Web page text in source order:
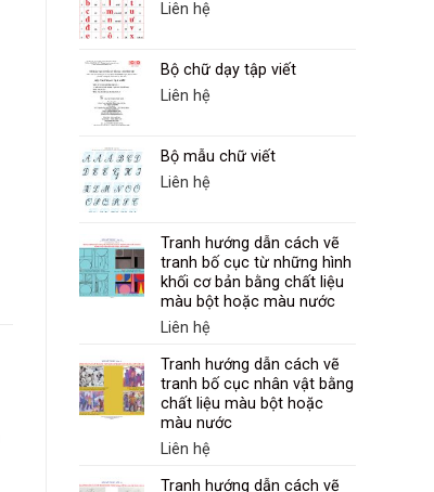
Liên hệ
Bộ chữ dạy tập viết
Liên hệ
Bộ mẫu chữ viết
Liên hệ
Tranh hướng dẫn cách vẽ
tranh bố cục từ những hình
khối cơ bản bằng chất liệu
màu bột hoặc màu nước
Liên hệ
Tranh hướng dẫn cách vẽ
tranh bố cục nhân vật bằng
chất liệu màu bột hoặc
màu nước
Liên hệ
Tranh hướng dẫn cách vẽ
Lược đồ Chiến thắng
Bạch Đằng (năm
938)